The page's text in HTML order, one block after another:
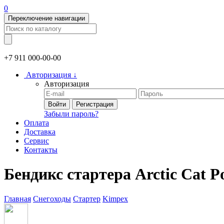
0
Переключение навигации
+7 911 000-00-00
Авторизация ↓
Авторизация
Войти Регистрация
Забыли пароль?
Оплата
Доставка
Сервис
Контакты
Бендикс стартера Arctic Cat
Главная Снегоходы Стартер Kimpex